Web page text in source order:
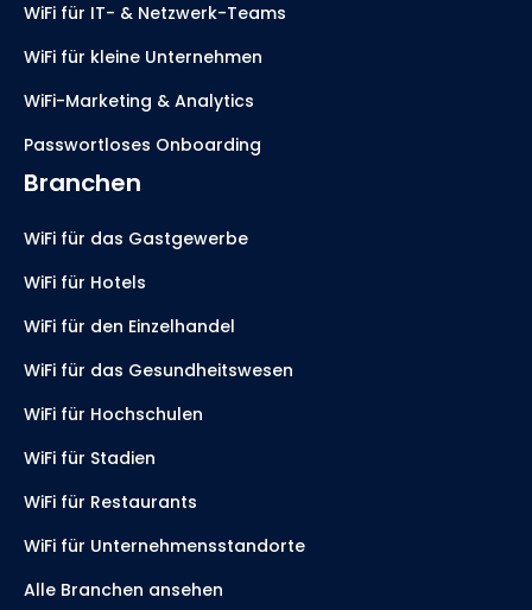
WiFi für IT- & Netzwerk-Teams
WiFi für kleine Unternehmen
WiFi-Marketing & Analytics
Passwortloses Onboarding
Branchen
WiFi für das Gastgewerbe
WiFi für Hotels
WiFi für den Einzelhandel
WiFi für das Gesundheitswesen
WiFi für Hochschulen
WiFi für Stadien
WiFi für Restaurants
WiFi für Unternehmensstandorte
Alle Branchen ansehen